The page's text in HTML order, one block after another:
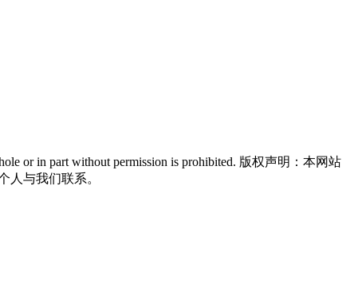
or in part without permission is prohibited. 版权声明：本网站
人与我们联系。